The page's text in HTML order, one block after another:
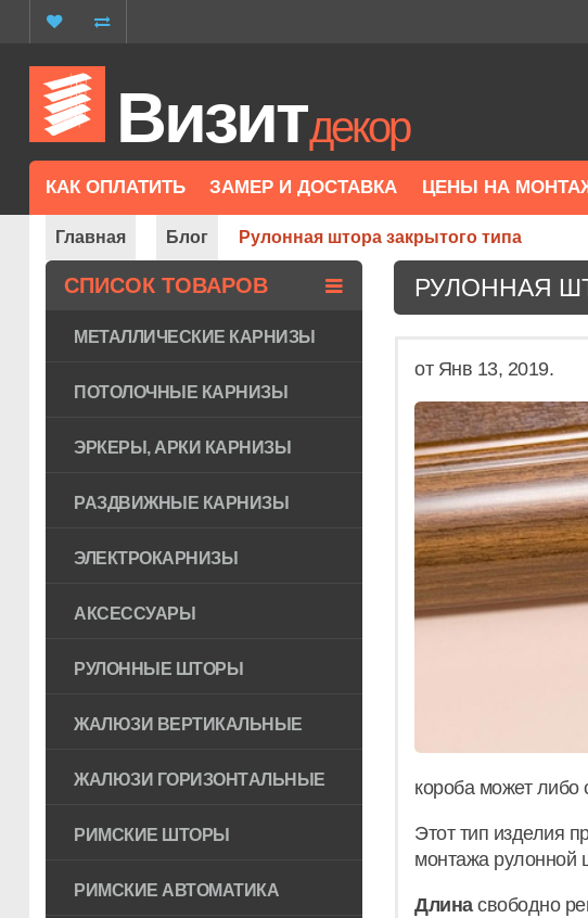
РУЛОННАЯ
от Янв 13, 2019.
короба может либо
Этот тип изделия
монтажа рулонной
Длинасвободно
СПИСОК ТОВАРОВ
МЕТАЛЛИЧЕСКИЕ КАРНИЗЫ
ПОТОЛОЧНЫЕ КАРНИЗЫ
ЭРКЕРЫ, АРКИ КАРНИЗЫ
РАЗДВИЖНЫЕ КАРНИЗЫ
ЭЛЕКТРОКАРНИЗЫ
АКСЕССУАРЫ
РУЛОННЫЕ ШТОРЫ
ЖАЛЮЗИ ВЕРТИКАЛЬНЫЕ
ЖАЛЮЗИ ГОРИЗОНТAЛЬНЫЕ
РИМСКИЕ ШТОРЫ
РИМСКИЕ АВТОМАТИКА
Главная Блог Рулонная штора закрытого типа
Визитдекор
КАК ОПЛАТИТЬ ЗАМЕР И ДОСТАВКА ЦЕНЫ НА